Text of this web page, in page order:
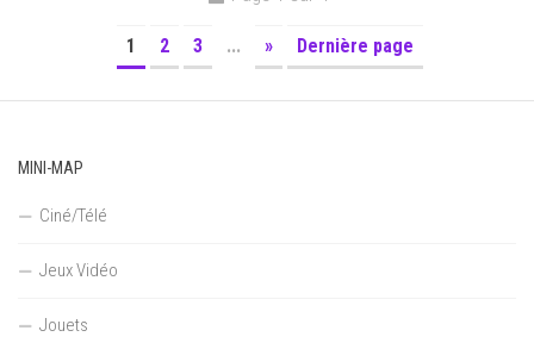
1 2 3 ... » Dernière page
MINI-MAP
Ciné/Télé
Jeux Vidéo
Jouets